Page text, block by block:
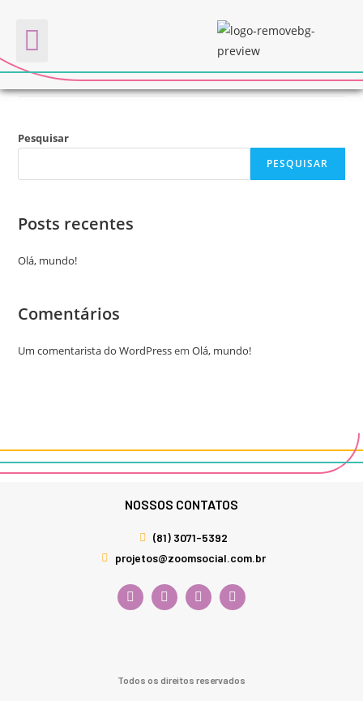
JOVENS EM AÇÃO
Pesquisar
PESQUISAR
Posts recentes
Olá, mundo!
Comentários
Um comentarista do WordPressemOlá, mundo!
NOSSOS CONTATOS
(81) 3071-5392
projetos@zoomsocial.com.br
Todos os direitos reservados